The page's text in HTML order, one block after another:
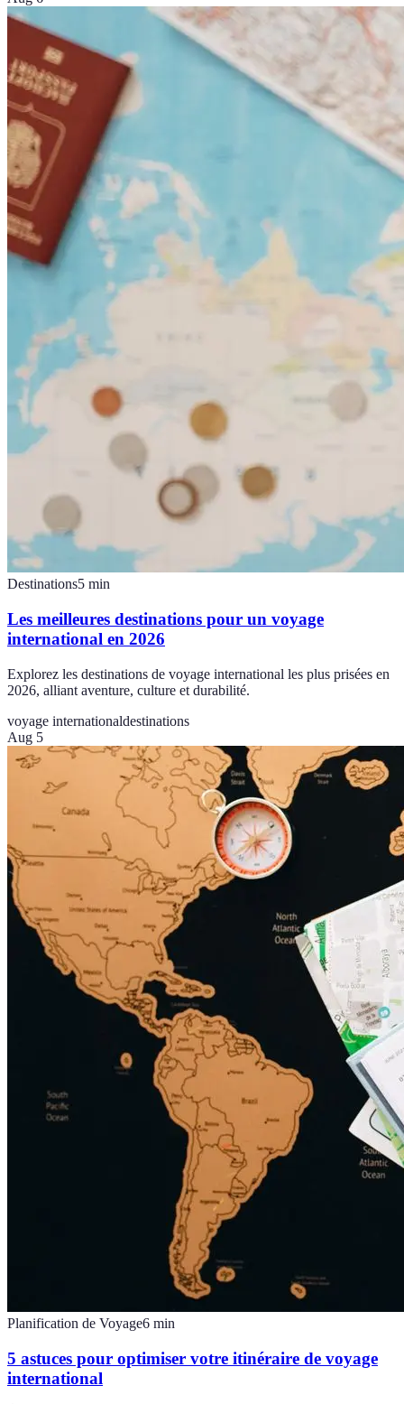
Destinations5 min
Les meilleures destinations pour un voyage
international en 2026
Explorez les destinations de voyage international les plus prisées en
2026, alliant aventure, culture et durabilité.
voyage internationaldestinations
Aug 5
Planification de Voyage6 min
5 astuces pour optimiser votre itinéraire de voyage
international